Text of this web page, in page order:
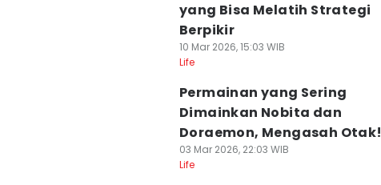
yang Bisa Melatih Strategi
Berpikir
10 Mar 2026, 15:03 WIB
Life
Permainan yang Sering
Dimainkan Nobita dan
Doraemon, Mengasah Otak!
03 Mar 2026, 22:03 WIB
Life